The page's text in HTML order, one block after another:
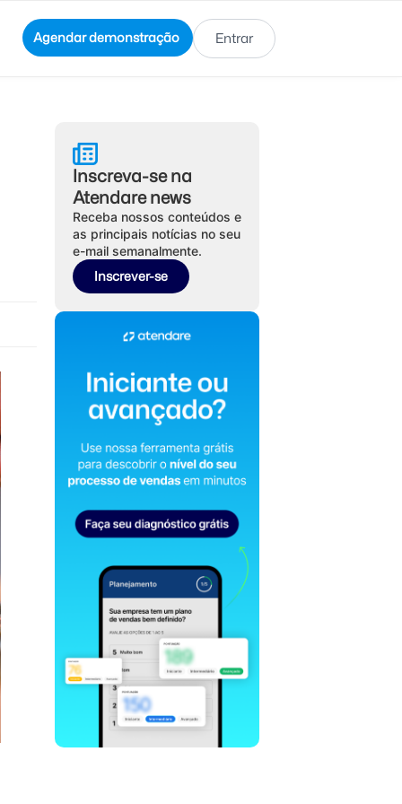
Agendar demonstração Entrar
Inscreva-se na
Atendare news
Receba nossos conteúdos e
as principais notícias no seu
e-mail semanalmente.
Inscrever-se